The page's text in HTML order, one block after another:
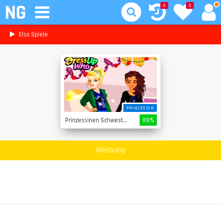
NG 0
0
Elsa Spiele
PRINZESSIN
Prinzessinen Schwestern 89%
Werbung